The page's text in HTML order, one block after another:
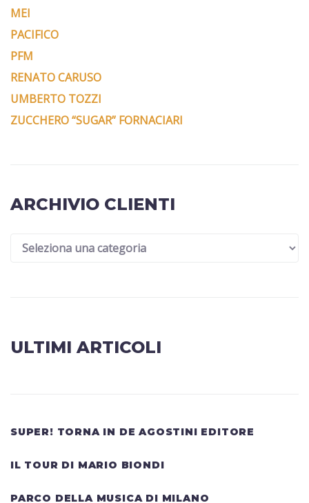
MEI
PACIFICO
PFM
RENATO CARUSO
UMBERTO TOZZI
ZUCCHERO “SUGAR” FORNACIARI
ARCHIVIO CLIENTI
ULTIMI ARTICOLI
SUPER! TORNA IN DE AGOSTINI EDITORE
IL TOUR DI MARIO BIONDI
PARCO DELLA MUSICA DI MILANO